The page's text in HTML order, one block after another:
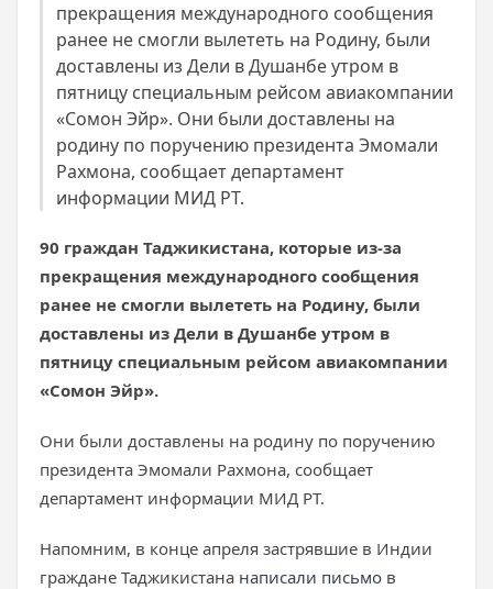
прекращения международного сообщения
ранее не смогли вылететь на Родину, были
доставлены из Дели в Душанбе утром в
пятницу специальным рейсом авиакомпании
«Сомон Эйр». Они были доставлены на
родину по поручению президента Эмомали
Рахмона, сообщает департамент
информации МИД РТ.
90 граждан Таджикистана, которые из-за
прекращения международного сообщения
ранее не смогли вылететь на Родину, были
доставлены из Дели в Душанбе утром в
пятницу специальным рейсом авиакомпании
«Сомон Эйр».
Они были доставлены на родину по поручению
президента Эмомали Рахмона, сообщает
департамент информации МИД РТ.
Напомним, в конце апреля застрявшие в Индии
граждане Таджикистана написали письмо в